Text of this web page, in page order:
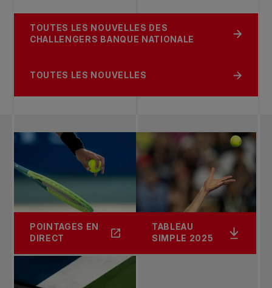
TOUTES LES NOUVELLES DES
CHALLENGERS BANQUE NATIONALE
TOUTES LES NOUVELLES
POINTAGES EN
DIRECT
TABLEAU
SIMPLE 2025